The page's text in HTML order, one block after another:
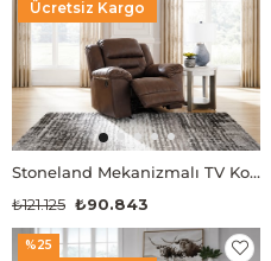
Stoneland Mekanizmalı TV Koltuğu
₺90.843
₺121.125
Ücretsiz Kargo
%25